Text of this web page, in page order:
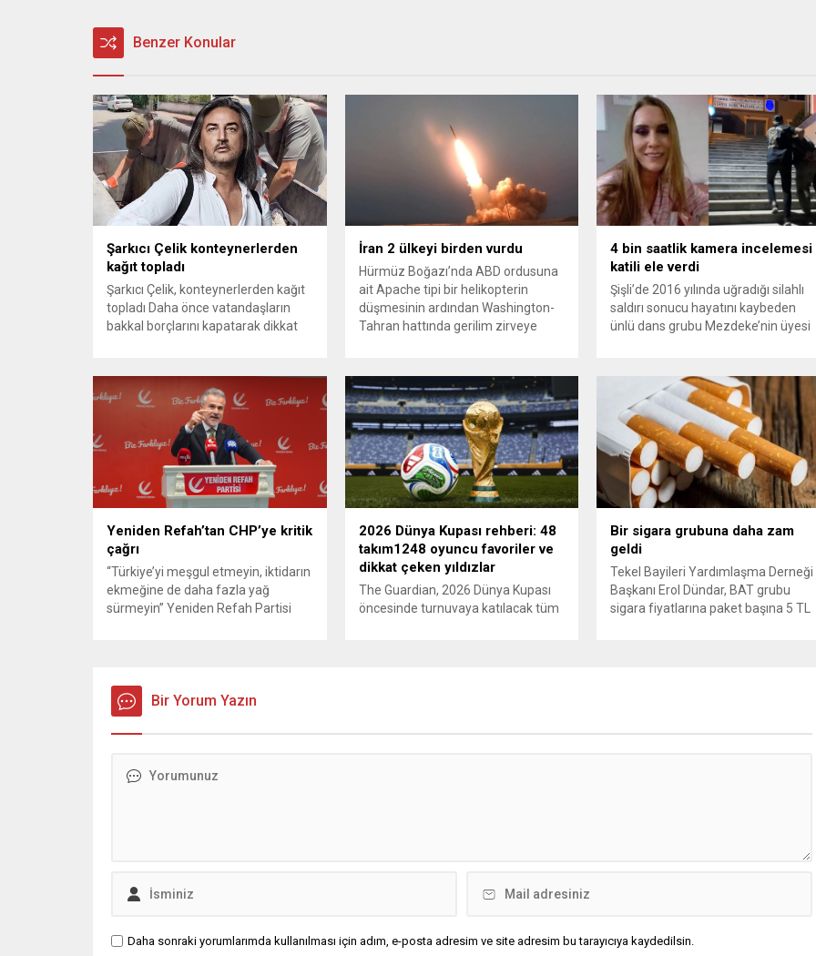
Benzer Konular
Şarkıcı Çelik konteynerlerden
kağıt topladı
Şarkıcı Çelik, konteynerlerden kağıt
topladı Daha önce vatandaşların
bakkal borçlarını kapatarak dikkat
Çelik, Samsun’un İlkadım ilçesinde
çöpten kağıt toplayarak geçimini
sağlayan Serpil Hanım’a destek
oldu. Çelik, sokaklardaki
konteynerlerden kağıt topladı. Ünlü
şarkıcı Çelik, Samsun’un İlkadım
ilçesinde çöpten kağıt toplayarak...
İran 2 ülkeyi birden vurdu
Hürmüz Boğazı’nda ABD ordusuna
ait Apache tipi bir helikopterin
düşmesinin ardından Washington-
Tahran hattında gerilim zirveye
savunma sistemleri ve radarları
vurmasına, İran Devrim Muhafızları
Bahreyn ve Ürdün’deki Amerikan
askeri üslerini hedef alarak sert
karşılık verdi. Tahran, yeni bir ABD
saldırısına anında yanıt verileceğini
duyurdu....
4 bin saatlik kamera incelemesi
katili ele verdi
Şişli’de 2016 yılında uğradığı silahlı
saldırı sonucu hayatını kaybeden
ünlü dans grubu Mezdeke’nin üyesi
kamerası görüntüsünü ve bin 700
Akbil kaydını inceleyen Cinayet Büro
ekipleri, cinayeti işlediğini itiraf eden
maktulün akrabası Bülent G. ile
azmettirici olduğu öne sürülen 2...
Yeniden Refah’tan CHP’ye kritik
çağrı
“Türkiye’yi meşgul etmeyin, iktidarın
ekmeğine de daha fazla yağ
sürmeyin” Yeniden Refah Partisi
muhalefetsiz, ana muhalefet
gündemsiz kalmamalıdır. Bir an
önce anlaşın, kurultay kararı alın,
adresi olun. Türkiye’yi...
2026 Dünya Kupası rehberi: 48
takım1248 oyuncu favoriler ve
dikkat çeken yıldızlar
The Guardian, 2026 Dünya Kupası
öncesinde turnuvaya katılacak tüm
takımı “dünya sahnesinde etki
Bir sigara grubuna daha zam
geldi
Tekel Bayileri Yardımlaşma Derneği
Başkanı Erol Dündar, BAT grubu
sigara fiyatlarına paket başına 5 TL
British American Tobacco (BAT) da
Bir Yorum Yazın
Daha sonraki yorumlarımda kullanılması için adım, e-posta adresim ve site adresim bu tarayıcıya kaydedilsin.